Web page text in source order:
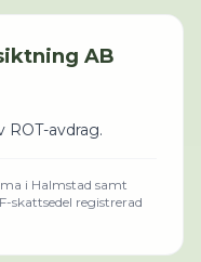
AB
avdrag.
i Halmstad samt
F-skattsedel registrerad